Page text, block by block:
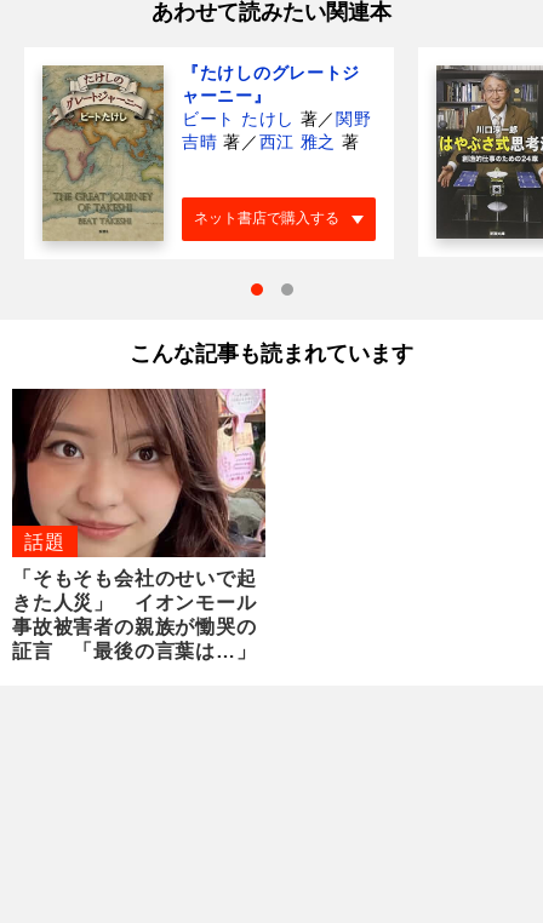
あわせて読みたい関連本
『たけしのグレートジ
ャーニー』
ビート たけし 著／ 関野
吉晴 著 ／西江 雅之 著
ネット書店で購入する
こんな記事も読まれています
話題
「そもそも会社のせいで起
きた人災」 イオンモール
事故被害者の親族が慟哭の
証言 「最後の言葉は…」